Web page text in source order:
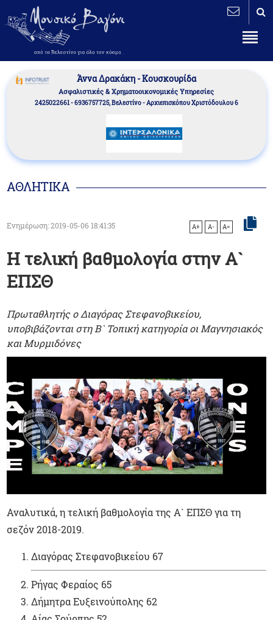
Άννα Δρακάκη - Κουσκουρίδα
Aσφαλιστικές & Χρηματοοικονομικές Υπηρεσίες
2425022661 - 6936757725, Βελεστίνο - Αρχιεπισκόπου Χριστόδουλου 6
ΑΘΛΗΤΙΚΑ
Ενημέρωση: 2019-05-06 18:41:35 A+ A- A=
Η τελική βαθμολογία στην Α`
ΕΠΣΘ
Πρωταθλητής ο Διαγόρας Στεφανοβικείου,
υποβιβάζονται στη Β` Τοπική κατηγορία οι Μαγνησιακός
και Μυρμιδόνες
Αναλυτικά, η τελική βαθμολογία της Α` ΕΠΣΘ για τη
σεζόν 2018-2019.
Διαγόρας Στεφανοβικείου 67
Ρήγας Φεραίος 65
Δήμητρα Ευξεινούπολης 62